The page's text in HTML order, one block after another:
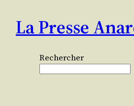
contenu
La Presse
Rechercher